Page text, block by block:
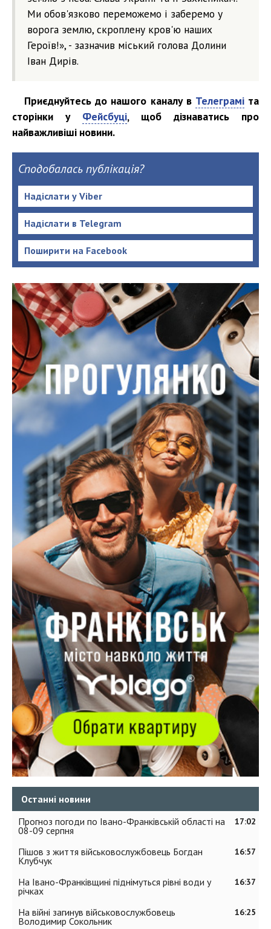
Ми обов'язково переможемо і заберемо у
ворога землю, скроплену кров'ю наших
Героїв!», - зазначив міський голова Долини
Іван Дирів.
Приєднуйтесь до нашого каналу в Телеграміта
сторінки у Фейсбуці, щоб дізнаватись про
найважливіші новини.
Сподобалась публікація?
Надіслати у Viber
Надіслати в Telegram
Поширити на Facebook
Останні новини
17:02
Прогноз погоди по Івано-Франківській області на
08-09 серпня
16:57
Пішов з життя військовослужбовець Богдан
Клубчук
16:37
На Івано-Франківщині піднімуться рівні води у
річках
16:25
На війні загинув військовослужбовець
Володимир Сокольник